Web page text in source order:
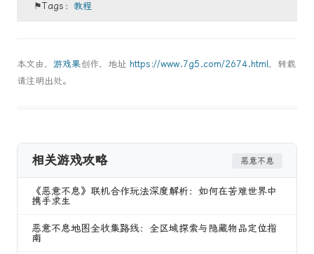
⚑Tags：教程
本文由， 游戏果创作，地址 https://www.7g5.com/2674.html，转载
请注明出处。
相关游戏攻略 恶意不息
《恶意不息》联机合作玩法深度解析：如何在苦难世界中
携手求生
恶意不息地图全收集路线：全区域探索与隐藏物品定位指
南